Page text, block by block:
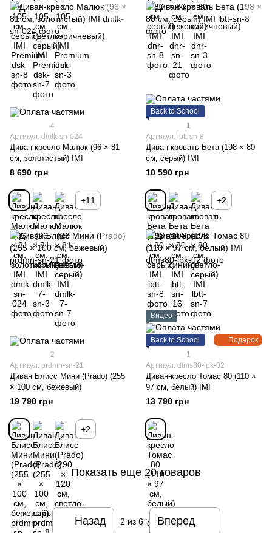
4
Артикул: dmlk-sn-024
Диван-кресло Малюк (96 × 81
см, золотистый) IMI
8 690 грн
+11
Back to School
1
Артикул: lbtt-sn-8
Диван-кровать Бета (198 × 80
см, серый) IMI
10 590 грн
+2
2
Артикул: prdmn-sn-21
Диван Блисс Мини (Prado) (255
× 100 см, бежевый)
19 790 грн
+2
Подарок
Видео
Back to School
1
Артикул: dtms80-lpk-02
Диван-кресло Томас 80 (110 ×
97 см, белый) IMI
13 790 грн
Показать еще 20 товаров
Назад 2 из 6 Вперед